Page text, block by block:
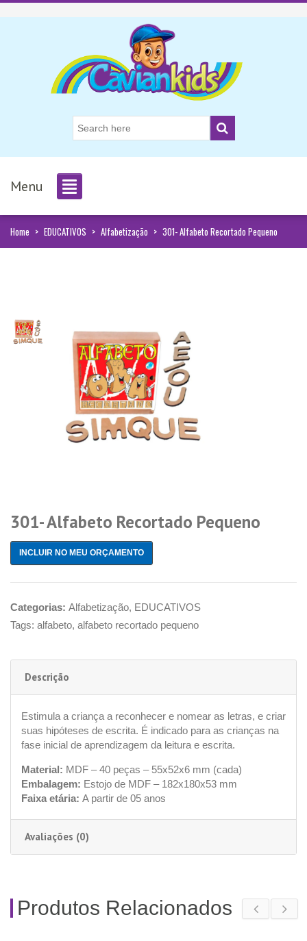
Menu
Home > EDUCATIVOS > Alfabetização > 301- Alfabeto Recortado Pequeno
301- Alfabeto Recortado Pequeno
INCLUIR NO MEU ORÇAMENTO
Categorias: Alfabetização, EDUCATIVOS
Tags: alfabeto, alfabeto recortado pequeno
Descrição
Estimula a criança a reconhecer e nomear as letras, e criar
suas hipóteses de escrita. É indicado para as crianças na
fase inicial de aprendizagem da leitura e escrita.
Material: MDF – 40 peças – 55x52x6 mm (cada)
Embalagem: Estojo de MDF – 182x180x53 mm
Faixa etária: A partir de 05 anos
Avaliações (0)
Produtos Relacionados